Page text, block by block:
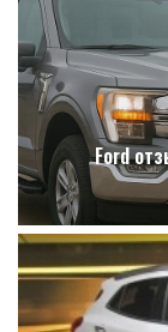
Ford